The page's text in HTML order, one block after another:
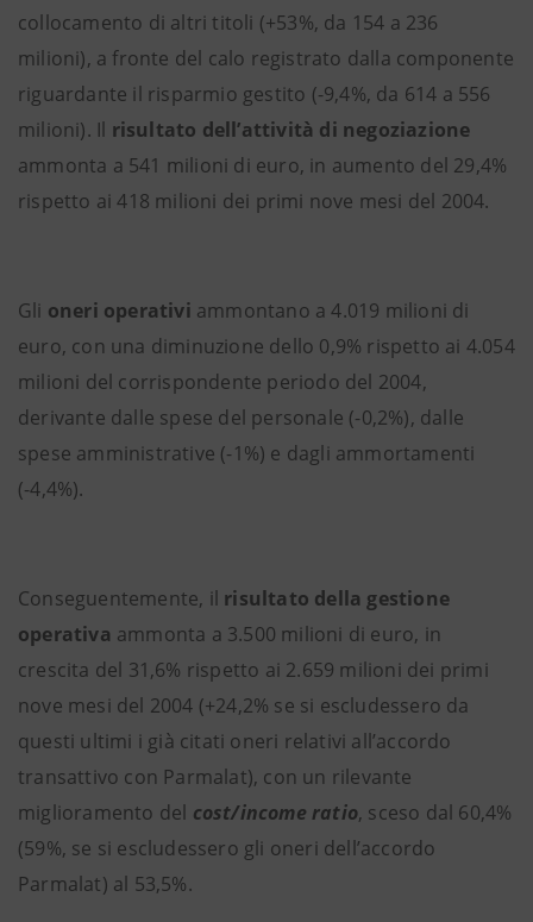
collocamento di altri titoli (+53%, da 154 a 236
milioni), a fronte del calo registrato dalla componente
riguardante il risparmio gestito (-9,4%, da 614 a 556
milioni). Il risultato dell’attività di negoziazione
ammonta a 541 milioni di euro, in aumento del 29,4%
rispetto ai 418 milioni dei primi nove mesi del 2004.
Gli oneri operativi ammontano a 4.019 milioni di
euro, con una diminuzione dello 0,9% rispetto ai 4.054
milioni del corrispondente periodo del 2004,
derivante dalle spese del personale (-0,2%), dalle
spese amministrative (-1%) e dagli ammortamenti
(-4,4%).
Conseguentemente, il risultato della gestione
operativa ammonta a 3.500 milioni di euro, in
crescita del 31,6% rispetto ai 2.659 milioni dei primi
nove mesi del 2004 (+24,2% se si escludessero da
questi ultimi i già citati oneri relativi all’accordo
transattivo con Parmalat), con un rilevante
miglioramento del cost/income ratio, sceso dal 60,4%
(59%, se si escludessero gli oneri dell’accordo
Parmalat) al 53,5%.